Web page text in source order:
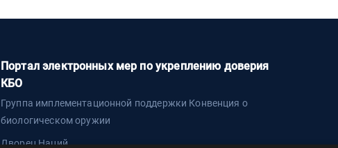
Портал электронных мер по укреплению доверия
КБО
Группа имплементационной поддержки Конвенция о
биологическом оружии
Дворец Наций